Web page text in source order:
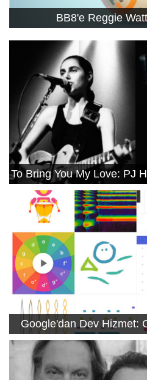
BB8'e Reggie
To Bring You My Love: PJ
Google'dan Dev Hizmet: